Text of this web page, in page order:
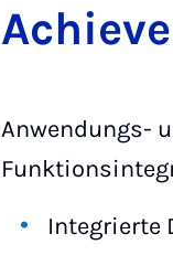
Anwendungs-
Integrierte